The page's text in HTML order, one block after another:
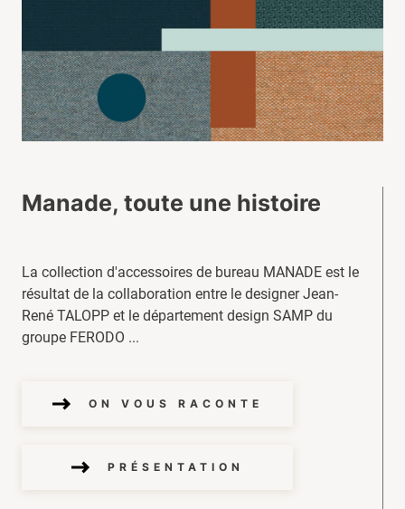
Manade, toute une histoire
La collection d'accessoires de bureau MANADE est le
résultat de la collaboration entre le designer Jean-
René TALOPP et le département design SAMP du
groupe FERODO ...
ON VOUS RACONTE
PRÉSENTATION